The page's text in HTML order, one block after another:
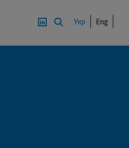
Eng
Укр